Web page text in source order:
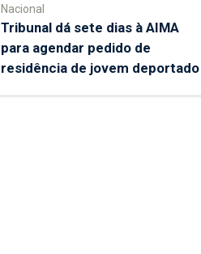
Nacional
Tribunal dá sete dias à AIMA
para agendar pedido de
residência de jovem deportado